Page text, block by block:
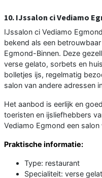
10. IJssalon ci Vediamo
IJssalon ci Vediamo
bekend als een
Egmond-Binnen. Deze
verse gelato, sorbets en
bolletjes ijs, regelmatig
salon van andere adressen
Het aanbod is eerlijk en
toeristen en ijsliefhebbers
Vediamo Egmond een
Praktische informatie:
Type: restaurant
Specialiteit: verse